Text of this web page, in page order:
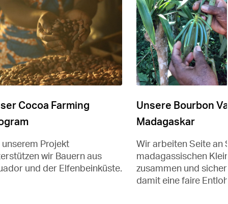
Cocoa Farming
Projekt
wir Bauern aus
und der Elfenbeinküste.
Unsere Bourbon
Madagaskar
Wir arbeiten Seite an
madagassischen
zusammen und
damit eine faire